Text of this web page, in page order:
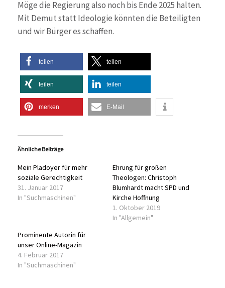
Möge die Regierung also noch bis Ende 2025 halten.
Mit Demut statt Ideologie könnten die Beteiligten
und wir Bürger es schaffen.
teilen teilen
teilen teilen
merken E-Mail
Ähnliche Beiträge
Mein Pladoyer für mehr
soziale Gerechtigkeit
31. Januar 2017
In "Suchmaschinen"
Ehrung für großen
Theologen: Christoph
Blumhardt macht SPD und
Kirche Hoffnung
1. Oktober 2019
In "Allgemein"
Prominente Autorin für
unser Online-Magazin
4. Februar 2017
In "Suchmaschinen"